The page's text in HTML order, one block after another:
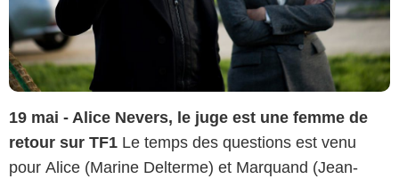
19 mai - Alice Nevers, le juge est une femme de
retour sur TF1 Le temps des questions est venu
pour Alice (Marine Delterme) et Marquand (Jean-